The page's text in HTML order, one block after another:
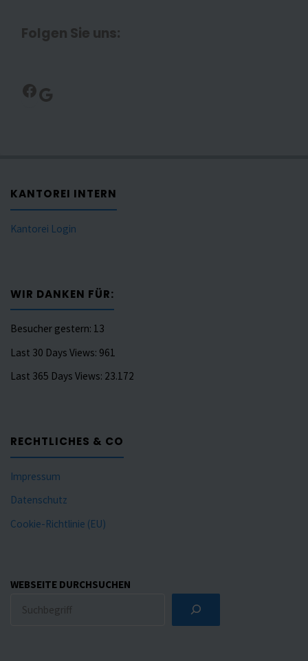
Folgen Sie uns:
Facebook
Google
KANTOREI INTERN
Kantorei Login
WIR DANKEN FÜR:
Besucher gestern: 13
Last 30 Days Views: 961
Last 365 Days Views: 23.172
RECHTLICHES & CO
Impressum
Datenschutz
Cookie-Richtlinie (EU)
WEBSEITE DURCHSUCHEN